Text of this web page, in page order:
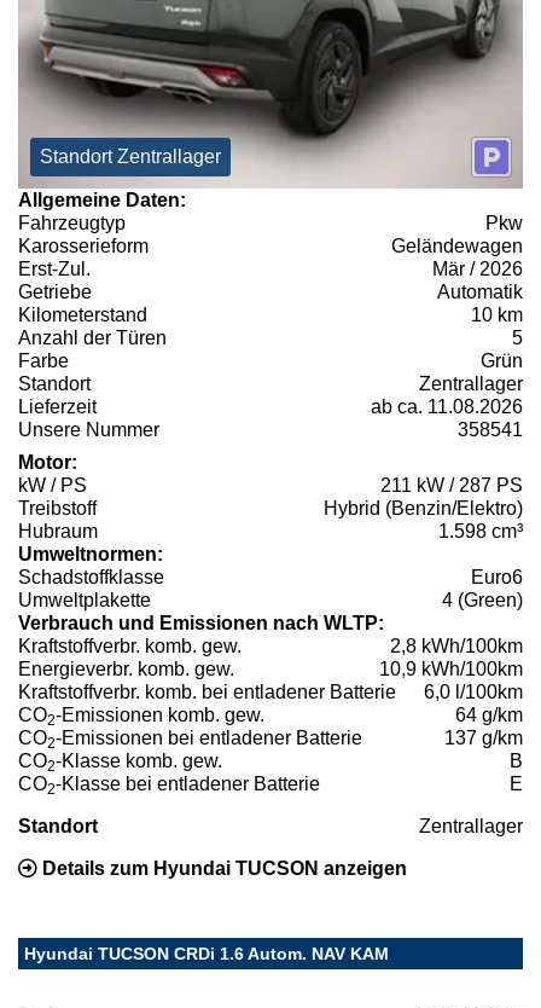
Standort Zentrallager
Allgemeine Daten:
Fahrzeugtyp
Pkw
Karosserieform
Geländewagen
Erst-Zul.
Mär / 2026
Getriebe
Automatik
Kilometerstand
10 km
Anzahl der Türen
5
Farbe
Grün
Standort
Zentrallager
Lieferzeit
ab ca. 11.08.2026
Unsere Nummer
358541
Motor:
kW / PS
211 kW / 287 PS
Treibstoff
Hybrid (Benzin/Elektro)
Hubraum
1.598 cm³
Umweltnormen:
Schadstoffklasse
Euro6
Umweltplakette
4 (Green)
Verbrauch und Emissionen nach WLTP:
Kraftstoffverbr. komb. gew.
2,8 kWh/100km
Energieverbr. komb. gew.
10,9 kWh/100km
Kraftstoffverbr. komb. bei entladener Batterie
6,0 l/100km
CO2-Emissionen komb. gew.
64 g/km
CO2-Emissionen bei entladener Batterie
137 g/km
CO2-Klasse komb. gew.
B
CO2-Klasse bei entladener Batterie E
Standort Zentrallager
Details zum Hyundai TUCSON anzeigen
Hyundai TUCSON CRDi 1.6 Autom. NAV KAM